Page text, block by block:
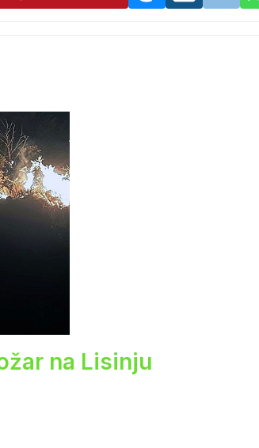
na Lisinju